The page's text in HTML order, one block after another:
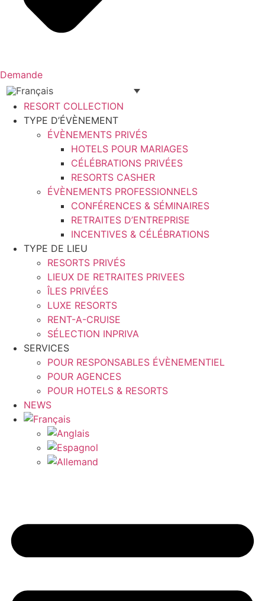
Demande
RESORT COLLECTION
TYPE D’ÉVÈNEMENT
ÉVÈNEMENTS PRIVÉS
HOTELS POUR MARIAGES
CÉLÉBRATIONS PRIVÉES
RESORTS CASHER
ÉVÈNEMENTS PROFESSIONNELS
CONFÉRENCES & SÉMINAIRES
RETRAITES D’ENTREPRISE
INCENTIVES & CÉLÉBRATIONS
TYPE DE LIEU
RESORTS PRIVÉS
LIEUX DE RETRAITES PRIVEES
ÎLES PRIVÉES
LUXE RESORTS
RENT-A-CRUISE
SÉLECTION INPRIVA
SERVICES
POUR RESPONSABLES ÉVÈNEMENTIEL
POUR AGENCES
POUR HOTELS & RESORTS
NEWS